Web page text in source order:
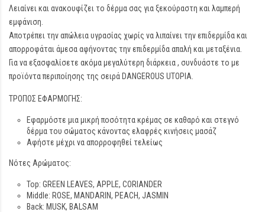
Λειαίνει και ανακουφίζει το δέρμα σας για ξεκούραστη και λαμπερή
εμφάνιση.
Αποτρέπει την απώλεια υγρασίας χωρίς να λιπαίνει την επιδερμίδα και
απορροφάται άμεσα αφήνοντας την επιδερμίδα απαλή και μεταξένια.
Για να εξασφαλίσετε ακόμα μεγαλύτερη διάρκεια , συνδυάστε το με
προϊόντα περιποίησης της σειρά DANGEROUS UTOPIA.
ΤΡΟΠΟΣ ΕΦΑΡΜΟΓΗΣ:
Εφαρμόστε μια μικρή ποσότητα κρέμας σε καθαρό και στεγνό
δέρμα του σώματος κάνοντας ελαφρές κινήσεις μασάζ
Αφήστε μέχρι να απορροφηθεί τελείως
Νότες Αρώματος:
Top: GREEN LEAVES, APPLE, CORIANDER
Middle: ROSE, MANDARIN, PEACH, JASMIN
Back: MUSK, BALSAM